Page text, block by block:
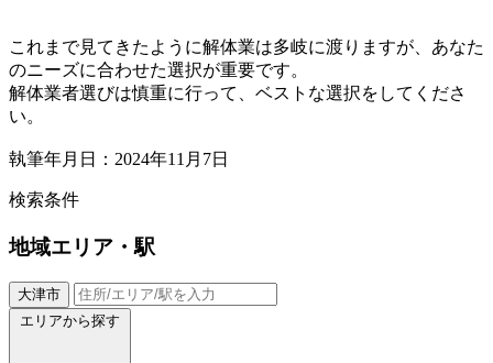
これまで見てきたように解体業は多岐に渡りますが、あなた
のニーズに合わせた選択が重要です。
解体業者選びは慎重に行って、ベストな選択をしてくださ
い。
執筆年月日：2024年11月7日
検索条件
地域エリア・駅
大津市
エリアから探す